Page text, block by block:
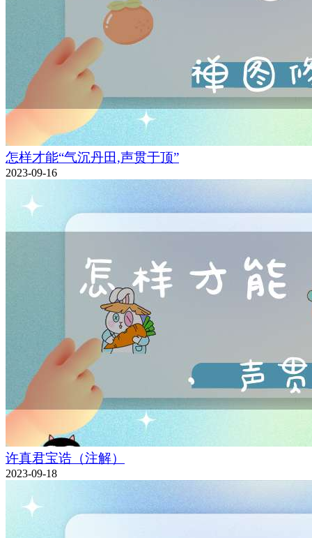
怎样才能“气沉丹田,声贯于顶”
2023-09-16
许真君宝诰（注解）
2023-09-18